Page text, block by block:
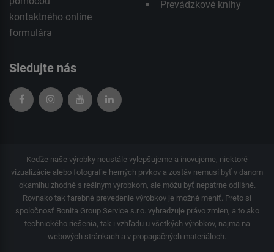
kontaktného online
formulára
Prevádzkové knihy
Sledujte nás
Keďže naše výrobky neustále vylepšujeme a inovujeme, niektoré
vizualizácie alebo fotografie herných prvkov a zostáv nemusí byť v danom
okamihu zhodné s reálnym výrobkom, ale môžu byť nepatrne odlišné.
Rovnako tak farebné prevedenie výrobkov je možné meniť. Preto si
spoločnosť Bonita Group Service s.r.o. vyhradzuje právo zmien, a to ako
technického riešenia, tak i vzhľadu u všetkých výrobkov, najmä na
webových stránkach a v propagačných materiáloch.